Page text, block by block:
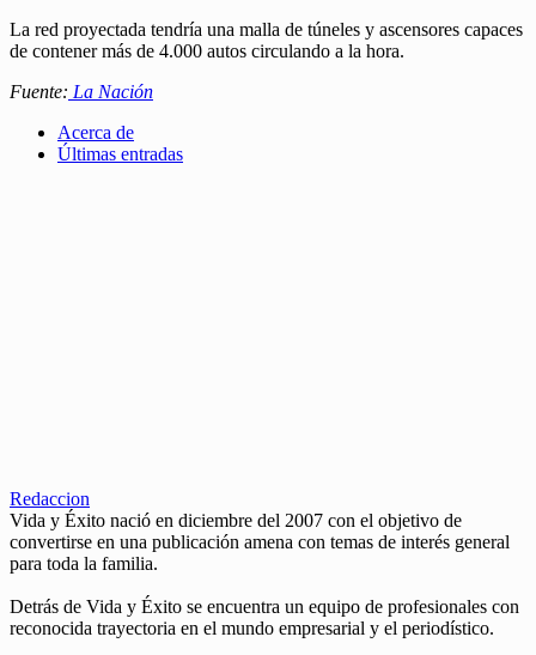
La red proyectada tendría una malla de túneles y ascensores capaces
de contener más de 4.000 autos circulando a la hora.
Fuente: La Nación
Acerca de
Últimas entradas
Redaccion
Vida y Éxito nació en diciembre del 2007 con el objetivo de
convertirse en una publicación amena con temas de interés general
para toda la familia.
Detrás de Vida y Éxito se encuentra un equipo de profesionales con
reconocida trayectoria en el mundo empresarial y el periodístico.